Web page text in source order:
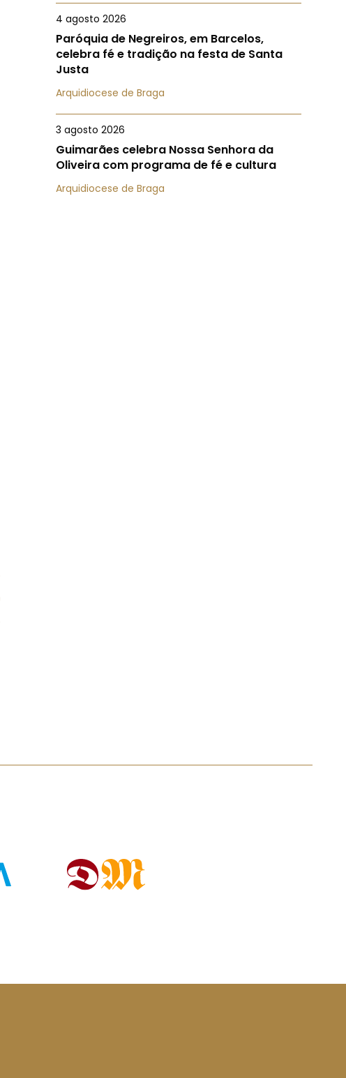
4 agosto 2026
Paróquia de Negreiros, em Barcelos,
celebra fé e tradição na festa de Santa
Justa
Arquidiocese de Braga
3 agosto 2026
Guimarães celebra Nossa Senhora da
Oliveira com programa de fé e cultura
Arquidiocese de Braga